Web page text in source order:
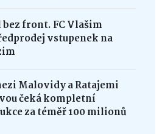
front. FC Vlašim
vstupenek na
Malovidy a Ratajemi
čeká kompletní
za téměř 100 milionů